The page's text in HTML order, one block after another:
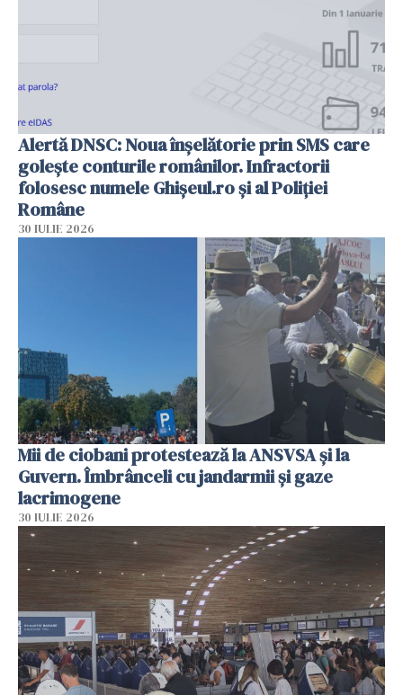
Alertă DNSC: Noua înșelătorie prin SMS care
golește conturile românilor. Infractorii
folosesc numele Ghișeul.ro și al Poliției
Române
30 IULIE 2026
Mii de ciobani protestează la ANSVSA și la
Guvern. Îmbrânceli cu jandarmii și gaze
lacrimogene
30 IULIE 2026